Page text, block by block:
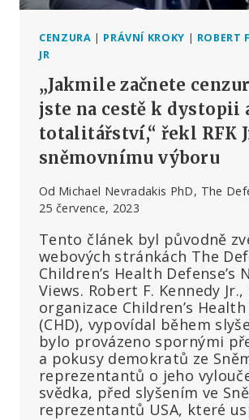
CENZURA | PRÁVNÍ KROKY | ROBERT
JR
„Jakmile začnete
jste na cestě k dystopii
totalitářství,“ řekl RFK
sněmovnímu výboru
Od Michael Nevradakis PhD, The
25 července, 2023
Tento článek byl původně
webových stránkách The
Children’s Health Defense’s
Views. Robert F. Kennedy
organizace Children’s
(CHD), vypovídal během
bylo provázeno spornými
a pokusy demokratů ze
reprezentantů o jeho
svědka, před slyšením ve
reprezentantů USA, které